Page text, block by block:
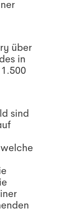
über
in
sind